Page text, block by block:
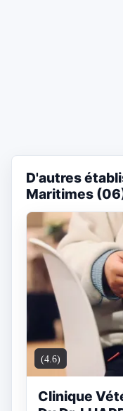
D'autres
Maritimes
(4.6)
Clinique